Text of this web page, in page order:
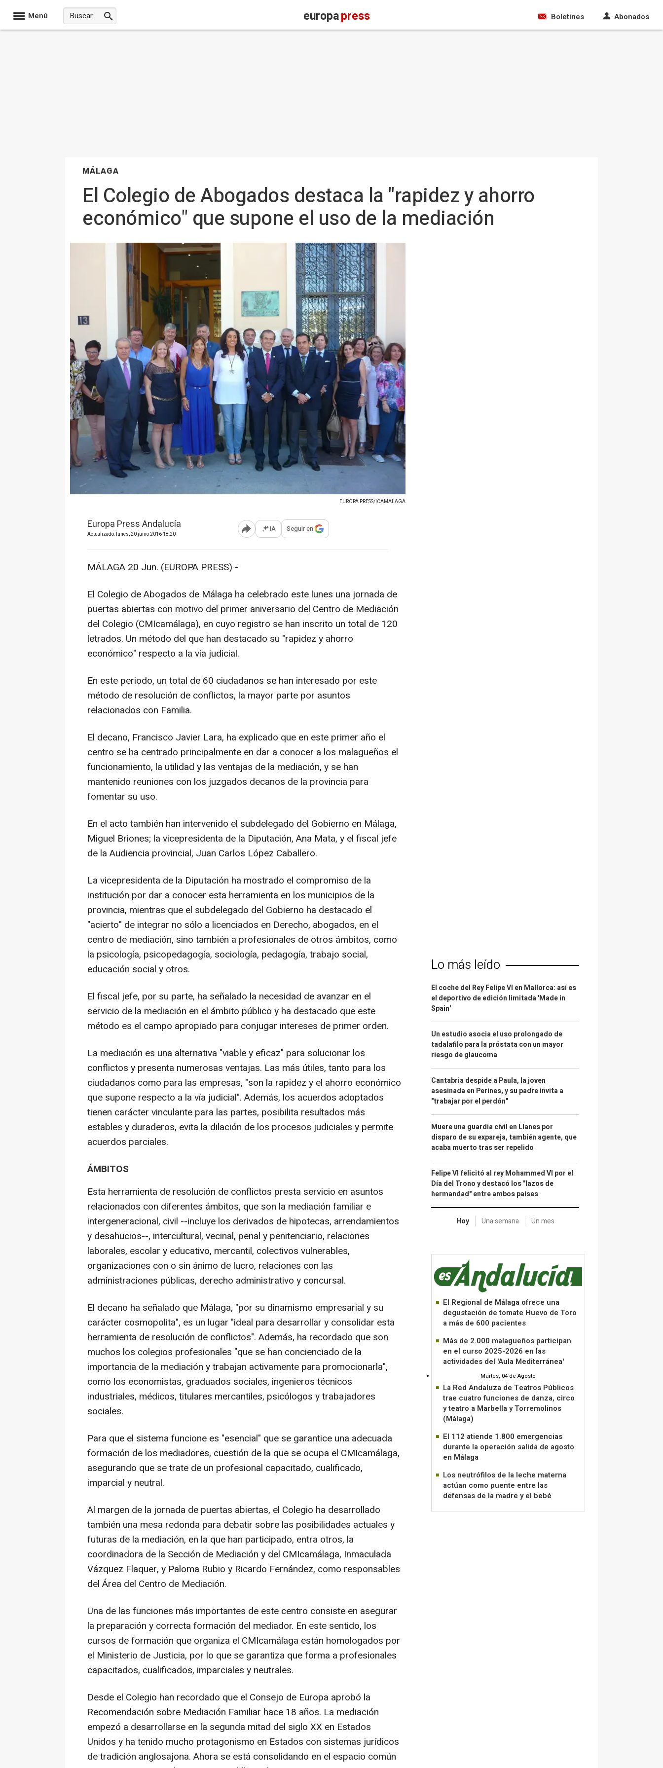
Menú europapress Boletines Abonados
MÁLAGA
El Colegio de Abogados destaca la "rapidez y ahorro
económico" que supone el uso de la mediación
EUROPA PRESS/ICAMALAGA
Europa Press Andalucía
Actualizado: lunes, 20 junio 2016 18:20 Abrir opciones para compartir
IA Seguir en
MÁLAGA 20 Jun. (EUROPA PRESS) -
El Colegio de Abogados de Málaga ha celebrado este lunes una jornada de
puertas abiertas con motivo del primer aniversario del Centro de Mediación
del Colegio (CMIcamálaga), en cuyo registro se han inscrito un total de 120
letrados. Un método del que han destacado su "rapidez y ahorro
económico" respecto a la vía judicial.
En este periodo, un total de 60 ciudadanos se han interesado por este
método de resolución de conflictos, la mayor parte por asuntos
relacionados con Familia.
El decano, Francisco Javier Lara, ha explicado que en este primer año el
centro se ha centrado principalmente en dar a conocer a los malagueños el
funcionamiento, la utilidad y las ventajas de la mediación, y se han
mantenido reuniones con los juzgados decanos de la provincia para
fomentar su uso.
En el acto también han intervenido el subdelegado del Gobierno en Málaga,
Miguel Briones; la vicepresidenta de la Diputación, Ana Mata, y el fiscal jefe
de la Audiencia provincial, Juan Carlos López Caballero.
La vicepresidenta de la Diputación ha mostrado el compromiso de la
institución por dar a conocer esta herramienta en los municipios de la
provincia, mientras que el subdelegado del Gobierno ha destacado el
"acierto" de integrar no sólo a licenciados en Derecho, abogados, en el
centro de mediación, sino también a profesionales de otros ámbitos, como
la psicología, psicopedagogía, sociología, pedagogía, trabajo social,
educación social y otros.
El fiscal jefe, por su parte, ha señalado la necesidad de avanzar en el
servicio de la mediación en el ámbito público y ha destacado que este
método es el campo apropiado para conjugar intereses de primer orden.
La mediación es una alternativa "viable y eficaz" para solucionar los
conflictos y presenta numerosas ventajas. Las más útiles, tanto para los
ciudadanos como para las empresas, "son la rapidez y el ahorro económico
que supone respecto a la vía judicial". Además, los acuerdos adoptados
tienen carácter vinculante para las partes, posibilita resultados más
estables y duraderos, evita la dilación de los procesos judiciales y permite
acuerdos parciales.
ÁMBITOS
Esta herramienta de resolución de conflictos presta servicio en asuntos
relacionados con diferentes ámbitos, que son la mediación familiar e
intergeneracional, civil --incluye los derivados de hipotecas, arrendamientos
y desahucios--, intercultural, vecinal, penal y penitenciario, relaciones
laborales, escolar y educativo, mercantil, colectivos vulnerables,
organizaciones con o sin ánimo de lucro, relaciones con las
administraciones públicas, derecho administrativo y concursal.
El decano ha señalado que Málaga, "por su dinamismo empresarial y su
carácter cosmopolita", es un lugar "ideal para desarrollar y consolidar esta
herramienta de resolución de conflictos". Además, ha recordado que son
muchos los colegios profesionales "que se han concienciado de la
importancia de la mediación y trabajan activamente para promocionarla",
como los economistas, graduados sociales, ingenieros técnicos
industriales, médicos, titulares mercantiles, psicólogos y trabajadores
sociales.
Para que el sistema funcione es "esencial" que se garantice una adecuada
formación de los mediadores, cuestión de la que se ocupa el CMIcamálaga,
asegurando que se trate de un profesional capacitado, cualificado,
imparcial y neutral.
Al margen de la jornada de puertas abiertas, el Colegio ha desarrollado
también una mesa redonda para debatir sobre las posibilidades actuales y
futuras de la mediación, en la que han participado, entra otros, la
coordinadora de la Sección de Mediación y del CMIcamálaga, Inmaculada
Vázquez Flaquer, y Paloma Rubio y Ricardo Fernández, como responsables
del Área del Centro de Mediación.
Una de las funciones más importantes de este centro consiste en asegurar
la preparación y correcta formación del mediador. En este sentido, los
cursos de formación que organiza el CMIcamálaga están homologados por
el Ministerio de Justicia, por lo que se garantiza que forma a profesionales
capacitados, cualificados, imparciales y neutrales.
Desde el Colegio han recordado que el Consejo de Europa aprobó la
Recomendación sobre Mediación Familiar hace 18 años. La mediación
empezó a desarrollarse en la segunda mitad del siglo XX en Estados
Unidos y ha tenido mucho protagonismo en Estados con sistemas jurídicos
de tradición anglosajona. Ahora se está consolidando en el espacio común
Lo más leído
El coche del Rey Felipe VI en Mallorca: así es
el deportivo de edición limitada 'Made in
Spain'
Un estudio asocia el uso prolongado de
tadalafilo para la próstata con un mayor
riesgo de glaucoma
Cantabria despide a Paula, la joven
asesinada en Perines, y su padre invita a
"trabajar por el perdón"
Muere una guardia civil en Llanes por
disparo de su expareja, también agente, que
acaba muerto tras ser repelido
Felipe VI felicitó al rey Mohammed VI por el
Día del Trono y destacó los "lazos de
hermandad" entre ambos países
Hoy Una semana Un mes
El Regional de Málaga ofrece una
degustación de tomate Huevo de Toro
a más de 600 pacientes
Más de 2.000 malagueños participan
en el curso 2025-2026 en las
actividades del 'Aula Mediterránea'
Martes, 04 de Agosto
La Red Andaluza de Teatros Públicos
trae cuatro funciones de danza, circo
y teatro a Marbella y Torremolinos
(Málaga)
El 112 atiende 1.800 emergencias
durante la operación salida de agosto
en Málaga
Los neutrófilos de la leche materna
actúan como puente entre las
defensas de la madre y el bebé